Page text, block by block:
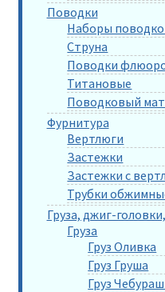
Поводки
Наборы
Струна
Поводки
Титановые
Поводковый
Фурнитура
Вертлюги
Застежки
Застежки с
Трубки
Груза, джиг-
Груза
Груз Оливка
Груз Груша
Груз